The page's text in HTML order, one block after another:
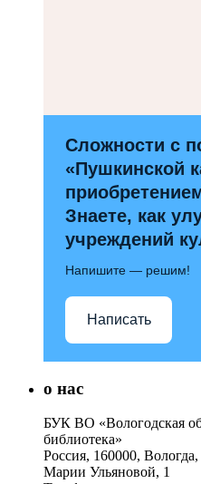
Сложности с
«Пушкинской
Знаете, как
учреждений
Напишите — решим!
Написать
о нас
БУК ВО «Вологодская
библиотека»
Россия, 160000, Вологда,
Марии Ульяновой, 1